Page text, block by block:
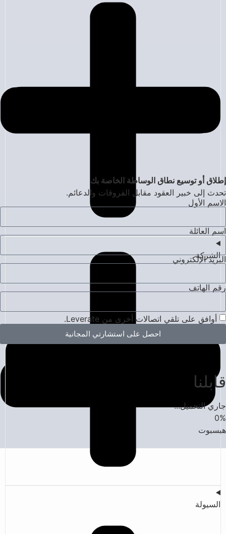
الشركة
السيولة
إطلاق أو توسيع نطاق الوساطة الخاصة بك
تحدث إلى خبير العقود مقابل الفروقات والدعائم.
الاسم الأول
اسم العائلة
البريد الإلكتروني
رقم الهاتف
أوافق على تلقي اتصالات أخرى من Leverate.
احصل على استشارتي المجانية
قابلنا
جاري التحميل...
0%
هبسبوت